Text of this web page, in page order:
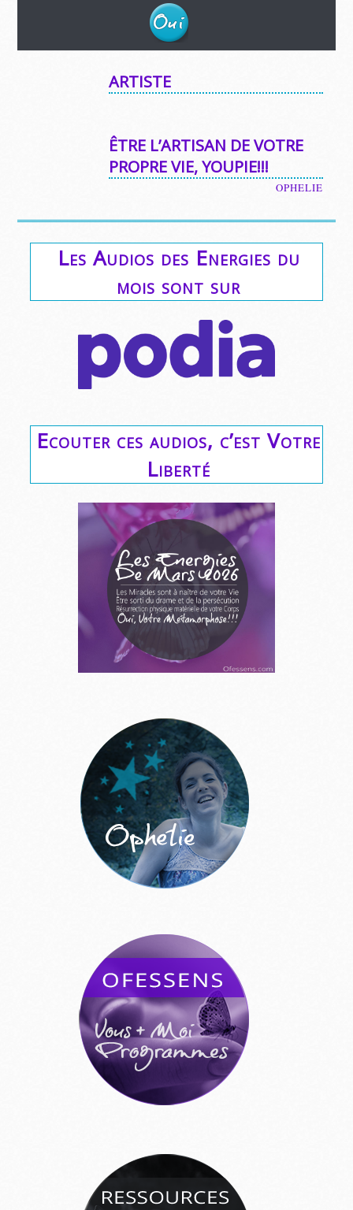
ARTISTE
ÊTRE L’ARTISAN DE VOTRE
PROPRE VIE, YOUPIE!!!
OPHELIE
Les Audios des Energies du
mois sont sur
Ecouter ces audios, c’est Votre
Liberté